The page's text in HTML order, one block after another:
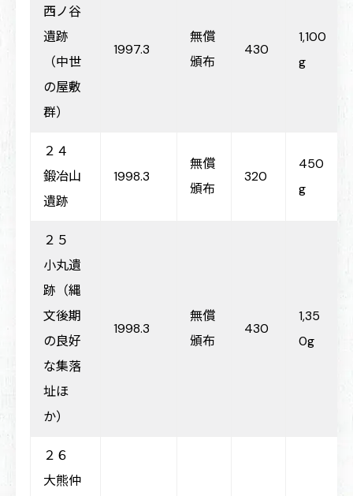
西ノ谷
遺跡
（中世
の屋敷
群）
1997.3
無償
頒布
430
1,100
g
２４
鍛冶山
遺跡
1998.3
無償
頒布
320
450
g
２５
小丸遺
跡（縄
文後期
の良好
な集落
址ほ
か）
1998.3
無償
頒布
430
1,35
0g
２６
大熊仲